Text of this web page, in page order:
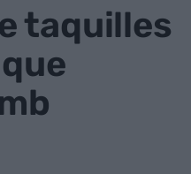
taquilles